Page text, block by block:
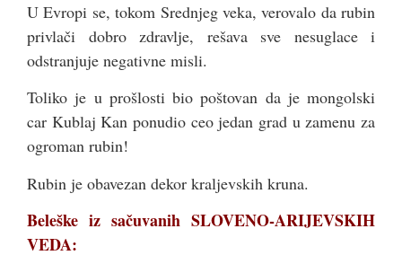
U Evropi se, tokom Srednjeg veka, verovalo da rubin
privlači dobro zdravlje, rešava sve nesuglace i
odstranjuje negativne misli.
Toliko je u prošlosti bio poštovan da je mongolski
car Kublaj Kan ponudio ceo jedan grad u zamenu za
ogroman rubin!
Rubin je obavezan dekor kraljevskih kruna.
Beleške iz sačuvanih SLOVENO-ARIJEVSKIH
VEDA: